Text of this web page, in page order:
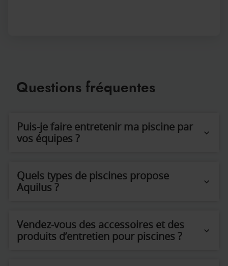
Questions fréquentes
Puis-je faire entretenir ma piscine par
vos équipes ?
Quels types de piscines propose
Aquilus ?
Vendez-vous des accessoires et des
produits d’entretien pour piscines ?